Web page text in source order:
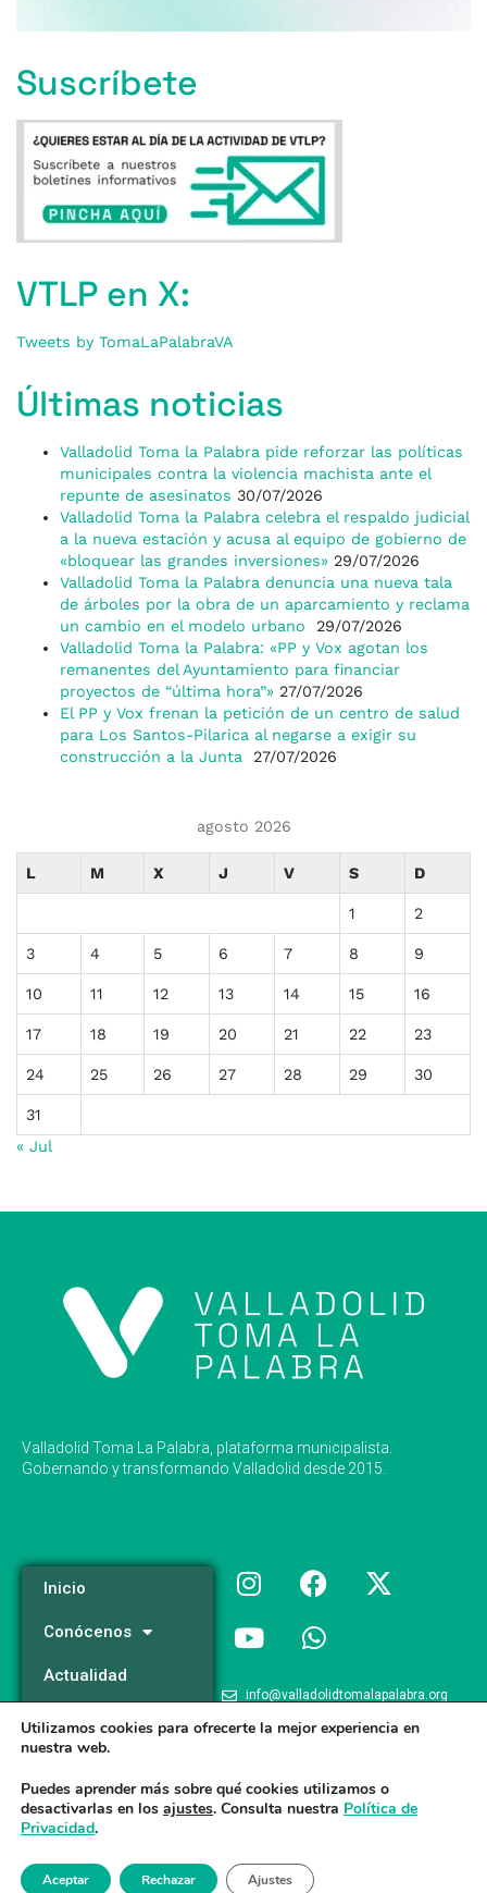
Suscríbete
VTLP en X:
Tweets by TomaLaPalabraVA
Últimas noticias
Valladolid Toma la Palabra pide reforzar las políticas
municipales contra la violencia machista ante el
repunte de asesinatos 30/07/2026
Valladolid Toma la Palabra celebra el respaldo judicial
a la nueva estación y acusa al equipo de gobierno de
«bloquear las grandes inversiones» 29/07/2026
Valladolid Toma la Palabra denuncia una nueva tala
de árboles por la obra de un aparcamiento y reclama
un cambio en el modelo urbano
29/07/2026
Valladolid Toma la Palabra: «PP y Vox agotan los
remanentes del Ayuntamiento para financiar
proyectos de “última hora”» 27/07/2026
El PP y Vox frenan la petición de un centro de salud
para Los Santos-Pilarica al negarse a exigir su
construcción a la Junta
27/07/2026
agosto 2026
L M X J V S D
1 2
3 4 5 6 7 8 9
10 11 12 13 14 15 16
17 18 19 20 21 22 23
24 25 26 27 28 29 30
31
« Jul
Valladolid Toma La Palabra, plataforma municipalista.
Gobernando y transformando Valladolid desde 2015.
Inicio
Conócenos
Actualidad
Programa
info@valladolidtomalapalabra.org
+34 983 426 124
Utilizamos cookies para ofrecerte la mejor experiencia en
nuestra web.
Puedes aprender más sobre qué cookies utilizamos o
desactivarlas en los ajustes. Consulta nuestra Política de
Privacidad.
Aceptar Rechazar Ajustes